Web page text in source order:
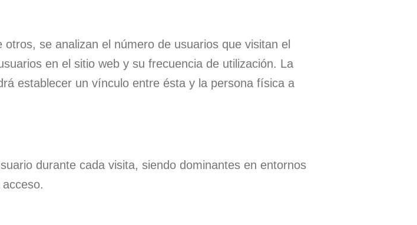
se analizan el número de usuarios que visitan el
en el sitio web y su frecuencia de utilización. La
establecer un vínculo entre ésta y la persona física a
durante cada visita, siendo dominantes en entornos